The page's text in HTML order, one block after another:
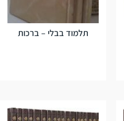
תלמוד בבלי – ברכות